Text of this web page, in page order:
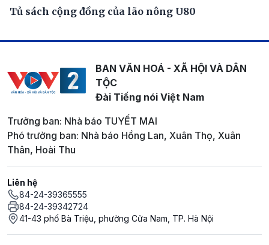
Tủ sách cộng đồng của lão nông U80
BAN VĂN HOÁ - XÃ HỘI VÀ DÂN
TỘC
Đài Tiếng nói Việt Nam
Trưởng ban: Nhà báo TUYẾT MAI
Phó trưởng ban: Nhà báo Hồng Lan, Xuân Thọ, Xuân
Thân, Hoài Thu
Liên hệ
84-24-39365555
84-24-39342724
41-43 phố Bà Triệu, phường Cửa Nam, TP. Hà Nội